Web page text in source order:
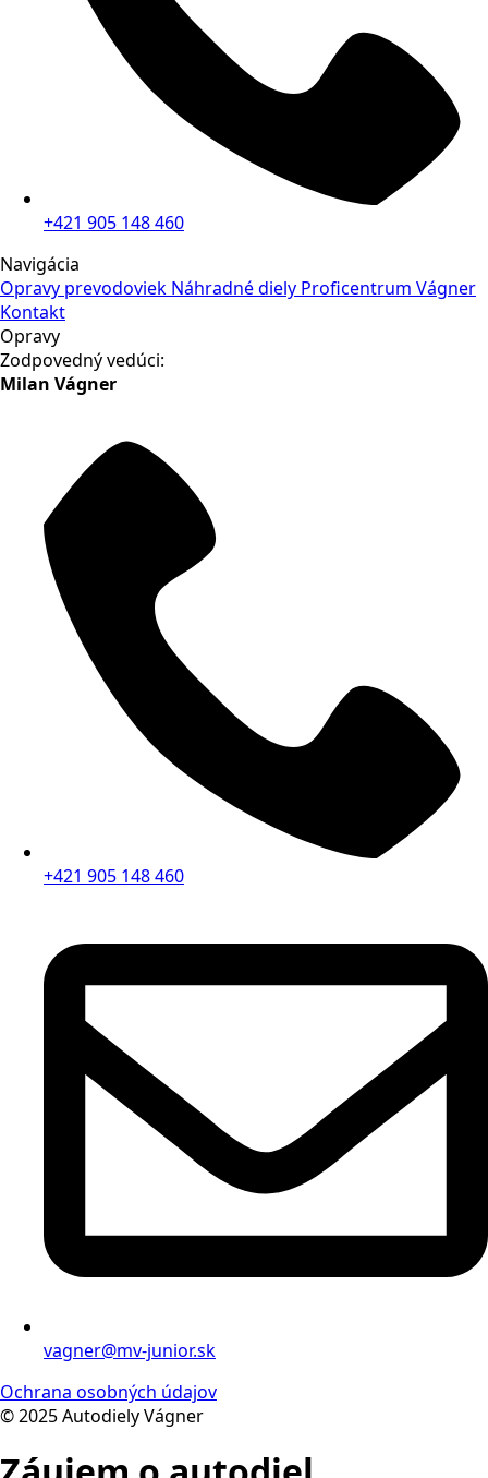
+421 905 148 460
Navigácia
Opravy prevodoviek Náhradné diely Proficentrum Vágner
Kontakt
Opravy
Zodpovedný vedúci:
Milan Vágner
+421 905 148 460
vagner@mv-junior.sk
Ochrana osobných údajov
© 2025 Autodiely Vágner